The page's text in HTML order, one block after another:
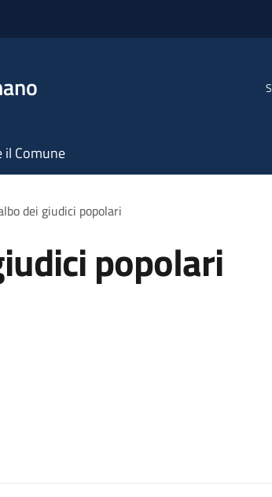
il Comune
dei giudici popolari
popolari